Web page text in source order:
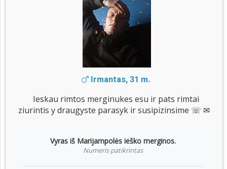
Irmantas, 31 m.
Ieskau rimtos merginukes esu ir pats rimtai
ziurintis y draugyste parasyk ir susipizinsime ☏ ✉
Vyras iš Marijampolės ieško merginos.
Numeris patikrintas